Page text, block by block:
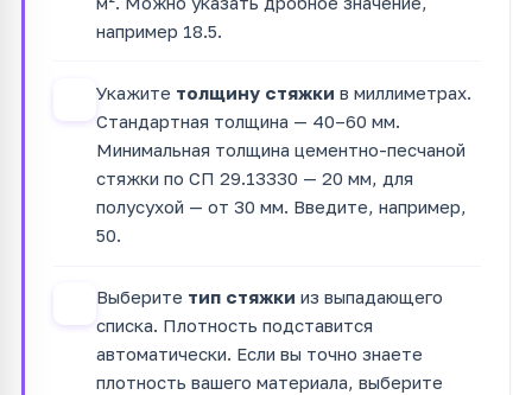
например 18.5.
Укажите толщину стяжки в миллиметрах.
Стандартная толщина — 40–60 мм.
Минимальная толщина цементно-песчаной
стяжки по СП 29.13330 — 20 мм, для
полусухой — от 30 мм. Введите, например,
50.
Выберите тип стяжки из выпадающего
списка. Плотность подставится
автоматически. Если вы точно знаете
плотность вашего материала, выберите